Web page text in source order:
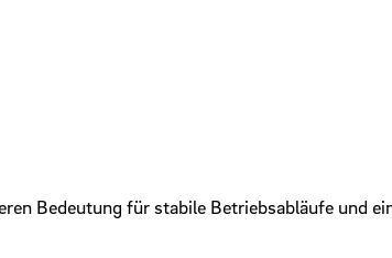
Bedeutung für stabile Betriebsabläufe und